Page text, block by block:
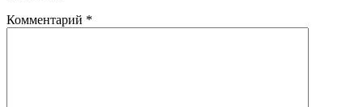
Комментарий *